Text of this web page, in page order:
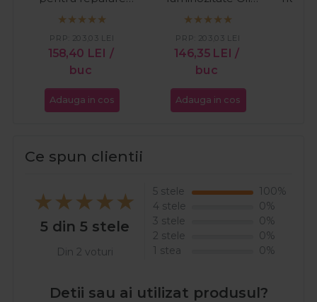
intensa Fusion
158,40 LEI /
buc
PRP: 203,03 LEI
Adauga in cos
Reflections 500ml
146,35 LEI /
buc
PRP: 203,03 LEI
Adauga in cos
Ce spun clientii
5 din 5 stele
Din 2 voturi
5 stele
100%
4 stele
0%
3 stele
0%
2 stele
0%
1 stea
0%
Detii sau ai utilizat produsul?